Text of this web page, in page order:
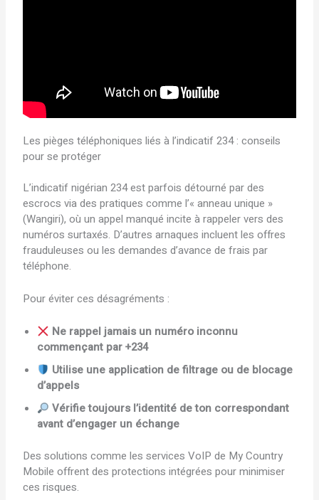
Les pièges téléphoniques liés à l’indicatif 234 : conseils
pour se protéger
L’indicatif nigérian 234 est parfois détourné par des
escrocs via des pratiques comme l’« anneau unique »
(Wangiri), où un appel manqué incite à rappeler vers des
numéros surtaxés. D’autres arnaques incluent les offres
frauduleuses ou les demandes d’avance de frais par
téléphone.
Pour éviter ces désagréments :
Ne rappel jamais un numéro inconnu
commençant par +234
Utilise une application de filtrage ou de blocage
d’appels
Vérifie toujours l’identité de ton correspondant
avant d’engager un échange
Des solutions comme les services VoIP de My Country
Mobile offrent des protections intégrées pour minimiser
ces risques.